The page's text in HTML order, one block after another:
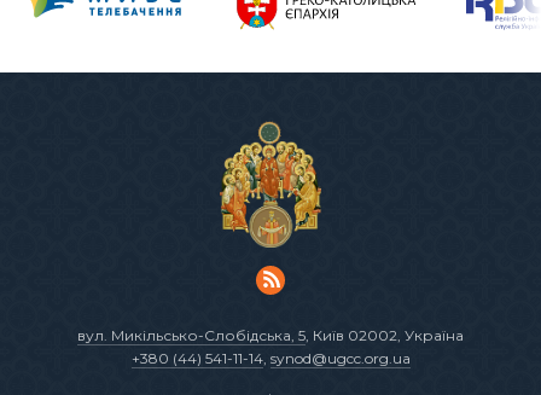
вул. Микільсько-Слобідська, 5, Київ 02002, Україна
+380 (44) 541-11-14, synod@ugcc.org.ua